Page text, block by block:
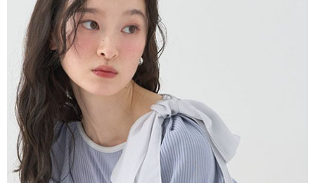
1.分期款項不併入電信帳單，「大哥付你分期」於每月結算日後寄送繳費提
醒簡訊。
2.透過簡訊連結打開帳單後，可選擇「超商條碼／台灣大直營門市／銀行轉
帳／街口支付／iPASS MONEY」等通路繳費。
【注意事項】
1.本服務係由「台灣大哥大股份有限公司」（以下簡稱本公司）所提供，讓
用戶於交易時，得透過本服務購買商品或服務，並由商店將買賣／分期付款
買賣價金債權讓與本公司後，依約使用本公司帳單繳交帳款。
2.基於同意付款使用「大哥付你分期」之契約關係目的，商店將以您的個人
資料（包含姓名、電話或地址）提供予台灣大哥大進項蒐集、處理及利用，
由本公司與您本人進行分期帳單所需資料之確認、核對及更正。
3.完整用戶服務條款，請詳閱以下連結：https://oppay.tw/userRule
【「AFTEE先享後付」結帳流程】
１．於結帳方式選擇「AFTEE先享後付」後，將跳轉至「AFTEE先享後付」
結帳頁面，進行簡訊認證並確認金額後，即可完成結帳。
２．訂單成立數日內，您將收到繳費通知簡訊。
３．收到繳費通知簡訊後14天內，點擊此簡訊中的連結，可透過四大超商／
ATM／網路銀行／等多元方式進行付款，方視為交易完成。
※ 請注意：結帳手續完成當下不需立刻繳費，但若您需要取消訂單，請聯絡
購買商品的店家。未經商家同意取消之訂單仍視為有效，需透過AFTEE先享
後付繳納相關費用。
※ 交易是否成功請以「AFTEE先享後付 」之結帳頁面顯示為準，若有關於
是否繳費成功／繳費後需取消欲退款等相關疑問，請聯繫「AFTEE先享後付
客戶支援中心」 https://netprotections.freshdesk.com/support/home
【注意事項】
每筆NT$60，滿NT$1,500(含以上)免運費
全家純取貨
每筆NT$60，滿NT$1,500(含以上)免運費
萊爾富取貨付款
每筆NT$60，滿NT$1,500(含以上)免運費
萊爾富純取貨
每筆NT$60，滿NT$1,500(含以上)免運費
7-11取貨付款